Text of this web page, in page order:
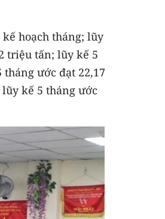
hoạch tháng; lũy
triệu tấn; lũy kế 5
ước đạt 22,17
kế 5 tháng ước